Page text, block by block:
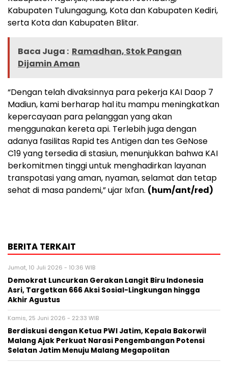
Kabupaten Tulungagung, Kota dan Kabupaten Kediri,
serta Kota dan Kabupaten Blitar.
Baca Juga : Ramadhan, Stok Pangan
Dijamin Aman
“Dengan telah divaksinnya para pekerja KAI Daop 7
Madiun, kami berharap hal itu mampu meningkatkan
kepercayaan para pelanggan yang akan
menggunakan kereta api. Terlebih juga dengan
adanya fasilitas Rapid tes Antigen dan tes GeNose
C19 yang tersedia di stasiun, menunjukkan bahwa KAI
berkomitmen tinggi untuk menghadirkan layanan
transpotasi yang aman, nyaman, selamat dan tetap
sehat di masa pandemi,” ujar Ixfan. (hum/ant/red)
BERITA TERKAIT
Jumat, 10 Juli 2026 - 10:36 WIB
Demokrat Luncurkan Gerakan Langit Biru Indonesia
Asri, Targetkan 666 Aksi Sosial-Lingkungan hingga
Akhir Agustus
Kamis, 25 Juni 2026 - 22:33 WIB
Berdiskusi dengan Ketua PWI Jatim, Kepala Bakorwil
Malang Ajak Perkuat Narasi Pengembangan Potensi
Selatan Jatim Menuju Malang Megapolitan